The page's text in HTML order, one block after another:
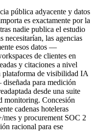
pública adyacente y datos
es exactamente por la
nadie publica el estudio
necesitarían, las agencias
esos datos —
de clientes en
y citaciones a nivel
plataforma de visibilidad IA
para medición
desde una suite
monitoring. Concesión
cadenas hoteleras
mes y procurement SOC 2
racional para ese